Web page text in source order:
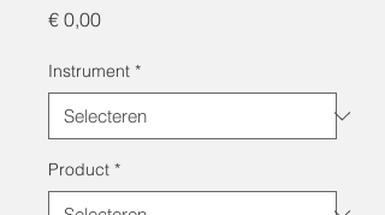
€ 0,00Prijs
Instrument *
Product *